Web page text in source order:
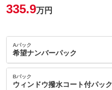
335.9万円
Aパック
希望ナンバーパック
内：オプシ
ョン価格
(税込)
Bパック
ウィンドウ撥水コート付パック